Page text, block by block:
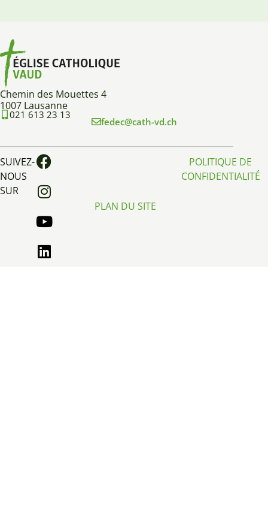
Chemin des Mouettes 4
1007 Lausanne
021 613 23 13
fedec@cath-vd.ch
SUIVEZ-
NOUS
SUR
PLAN DU SITE
POLITIQUE DE
CONFIDENTIALITÉ